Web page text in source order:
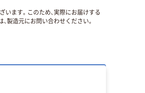
います。このため、実際にお届けする
製造元にお問い合わせください。